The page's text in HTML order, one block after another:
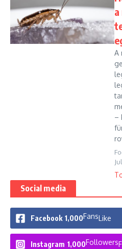
A
–
Social media
Facebook 1,000FansLike
Instagram 1,000Followers